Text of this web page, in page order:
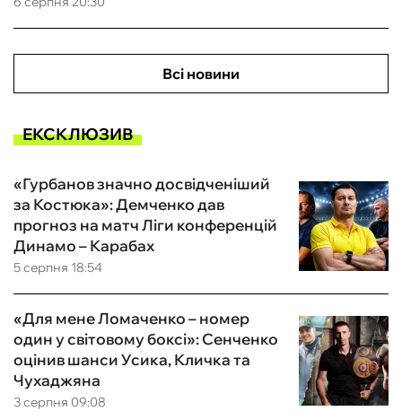
Всі новини
ЕКСКЛЮЗИВ
5 серпня 18:54
«Гурбанов значно досвідченіший
за Костюка»: Демченко дав
прогноз на матч Ліги конференцій
Динамо – Карабах
3 серпня 09:08
«Для мене Ломаченко – номер
один у світовому боксі»: Сенченко
оцінив шанси Усика, Кличка та
Чухаджяна